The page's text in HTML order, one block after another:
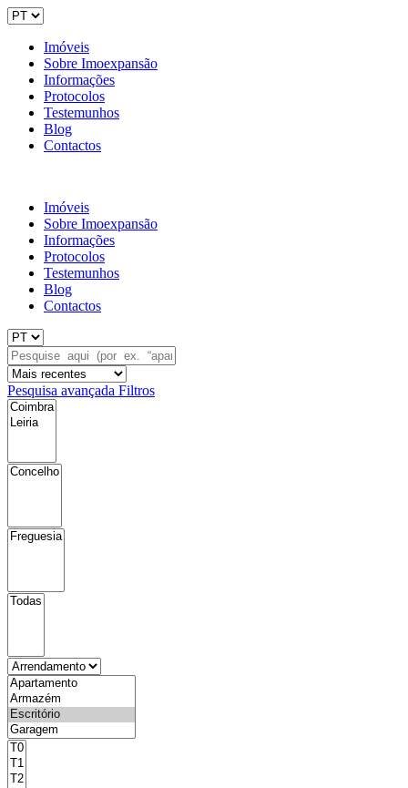
Imóveis
Sobre Imoexpansão
Informações
Protocolos
Testemunhos
Blog
Contactos
Imóveis
Sobre Imoexpansão
Informações
Protocolos
Testemunhos
Blog
Contactos
Pesquisa avançada Filtros